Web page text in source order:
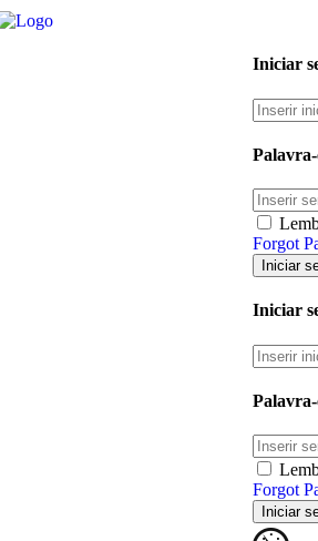
Iniciar
Forgot
Iniciar
Forgot